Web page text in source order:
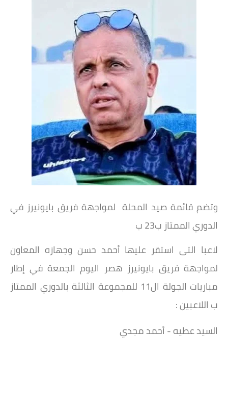
وتضم قائمة صيد المحلة لمواجهة فريق بايونيرز في
الدوري الممتاز ب23 ب
لاعبا التى استقر عليها أحمد حسن وجهازه المعاون
لمواجهة فريق بايونيرز هصر اليوم الجمعة في إطار
مباريات الجولة ال11 للمجموعة الثالثة بالدوري الممتاز
ب اللاعبين :
السيد عطيه - أحمد مجدي